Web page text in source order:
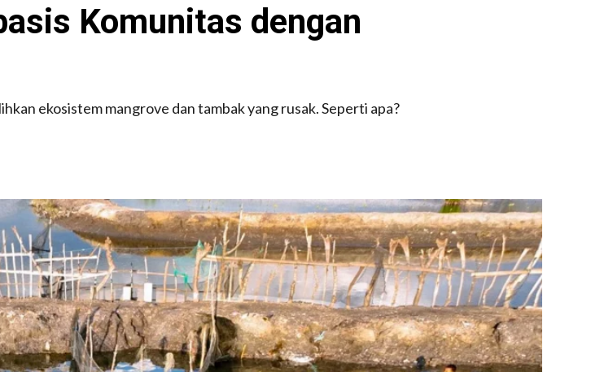
Komunitas dengan
ekosistem mangrove dan tambak yang rusak. Seperti apa?